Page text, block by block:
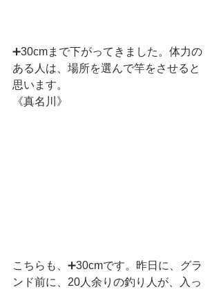
➕30cmまで下がってきました。体力の
ある人は、場所を選んで竿をさせると
思います。
《真名川》
こちらも、➕30cmです。昨日に、グラ
ンド前に、20人余りの釣り人が、入っ